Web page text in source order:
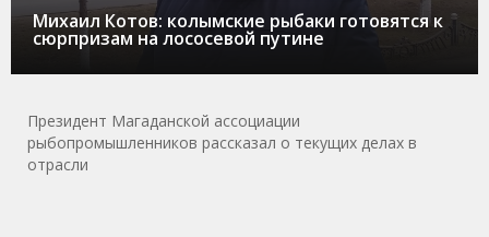
Михаил Котов: колымские рыбаки готовятся к
сюрпризам на лососевой путине
Президент Магаданской ассоциации
рыбопромышленников рассказал о текущих делах в
отрасли